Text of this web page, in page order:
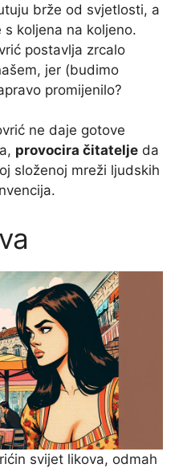
brže od svjetlosti, a
koljena na koljeno.
postavlja zrcalo
jer (budimo
promijenilo?
ne daje gotove
provocira čitatelje da
složenoj mreži ljudskih
svijet likova, odmah